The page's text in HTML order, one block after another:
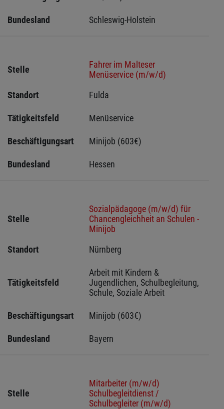
Bundesland Schleswig-Holstein
Stelle
Fahrer im Malteser
Menüservice (m/w/d)
Standort
Fulda
Tätigkeitsfeld Menüservice
Beschäftigungsart Minijob (603€)
Bundesland Hessen
Stelle
Sozialpädagoge (m/w/d) für
Chancengleichheit an Schulen -
Minijob
Standort
Nürnberg
Tätigkeitsfeld
Arbeit mit Kindern &
Jugendlichen, Schulbegleitung,
Schule, Soziale Arbeit
Beschäftigungsart Minijob (603€)
Bundesland Bayern
Stelle
Mitarbeiter (m/w/d)
Schulbegleitdienst /
Schulbegleiter (m/w/d)